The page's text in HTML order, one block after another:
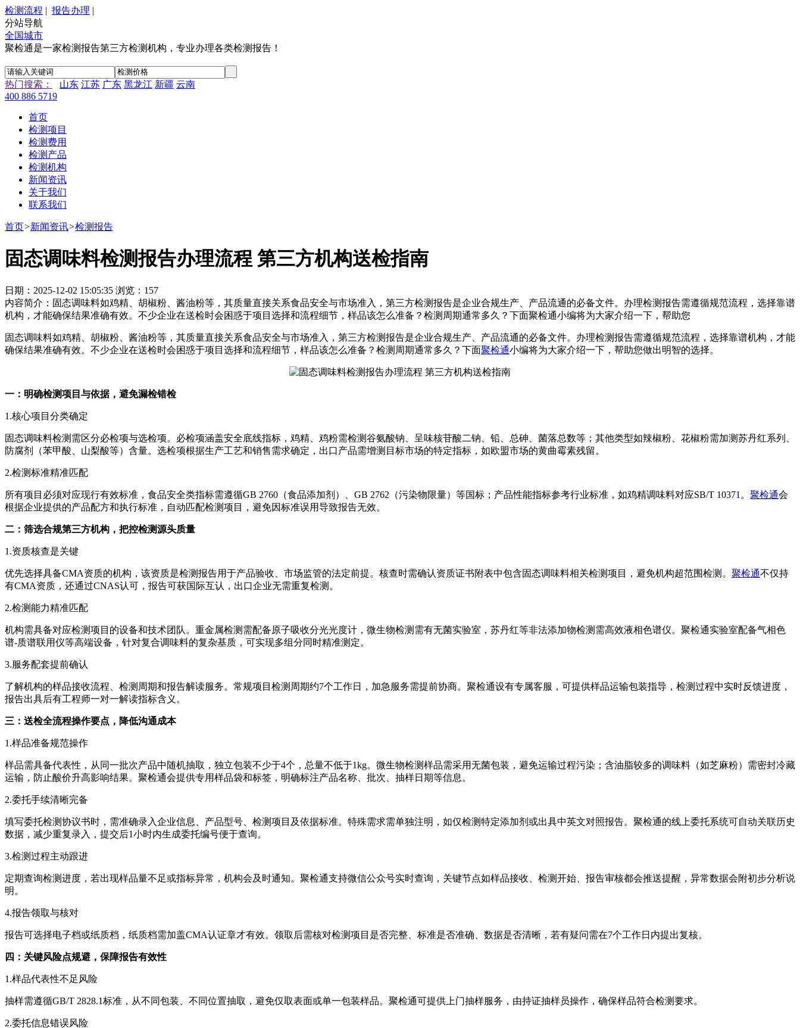
检测流程 | 报告办理 |
分站导航
全国城市
聚检通是一家检测报告第三方检测机构，专业办理各类检测报告！
热门搜索： 山东 江苏 广东 黑龙江 新疆 云南
400 886 5719
首页
检测项目
检测费用
检测产品
检测机构
新闻资讯
关于我们
联系我们
首页>新闻资讯>检测报告
固态调味料检测报告办理流程 第三方机构送检指南
日期：2025-12-02 15:05:35 浏览：157
内容简介：固态调味料如鸡精、胡椒粉、酱油粉等，其质量直接关系食品安全与市场准入，第三方检测报告是企业合规生产、产品流通的必备文件。办理检测报告需遵循规范流程，选择靠谱
机构，才能确保结果准确有效。不少企业在送检时会困惑于项目选择和流程细节，样品该怎么准备？检测周期通常多久？下面聚检通小编将为大家介绍一下，帮助您
固态调味料如鸡精、胡椒粉、酱油粉等，其质量直接关系食品安全与市场准入，第三方检测报告是企业合规生产、产品流通的必备文件。办理检测报告需遵循规范流程，选择靠谱机构，才能
确保结果准确有效。不少企业在送检时会困惑于项目选择和流程细节，样品该怎么准备？检测周期通常多久？下面聚检通小编将为大家介绍一下，帮助您做出明智的选择。
一：明确检测项目与依据，避免漏检错检
1.核心项目分类确定
固态调味料检测需区分必检项与选检项。必检项涵盖安全底线指标，鸡精、鸡粉需检测谷氨酸钠、呈味核苷酸二钠、铅、总砷、菌落总数等；其他类型如辣椒粉、花椒粉需加测苏丹红系列、
防腐剂（苯甲酸、山梨酸等）含量。选检项根据生产工艺和销售需求确定，出口产品需增测目标市场的特定指标，如欧盟市场的黄曲霉素残留。
2.检测标准精准匹配
所有项目必须对应现行有效标准，食品安全类指标需遵循GB 2760（食品添加剂）、GB 2762（污染物限量）等国标；产品性能指标参考行业标准，如鸡精调味料对应SB/T 10371。 聚检通会
根据企业提供的产品配方和执行标准，自动匹配检测项目，避免因标准误用导致报告无效。
二：筛选合规第三方机构，把控检测源头质量
1.资质核查是关键
优先选择具备CMA资质的机构，该资质是检测报告用于产品验收、市场监管的法定前提。核查时需确认资质证书附表中包含固态调味料相关检测项目，避免机构超范围检测。 聚检通不仅持
有CMA资质，还通过CNAS认可，报告可获国际互认，出口企业无需重复检测。
2.检测能力精准匹配
机构需具备对应检测项目的设备和技术团队。重金属检测需配备原子吸收分光光度计，微生物检测需有无菌实验室，苏丹红等非法添加物检测需高效液相色谱仪。聚检通实验室配备气相色
谱-质谱联用仪等高端设备，针对复合调味料的复杂基质，可实现多组分同时精准测定。
3.服务配套提前确认
了解机构的样品接收流程、检测周期和报告解读服务。常规项目检测周期约7个工作日，加急服务需提前协商。聚检通设有专属客服，可提供样品运输包装指导，检测过程中实时反馈进度，
报告出具后有工程师一对一解读指标含义。
三：送检全流程操作要点，降低沟通成本
1.样品准备规范操作
样品需具备代表性，从同一批次产品中随机抽取，独立包装不少于4个，总量不低于1kg。微生物检测样品需采用无菌包装，避免运输过程污染；含油脂较多的调味料（如芝麻粉）需密封冷藏
运输，防止酸价升高影响结果。聚检通会提供专用样品袋和标签，明确标注产品名称、批次、抽样日期等信息。
2.委托手续清晰完备
填写委托检测协议书时，需准确录入企业信息、产品型号、检测项目及依据标准。特殊需求需单独注明，如仅检测特定添加剂或出具中英文对照报告。聚检通的线上委托系统可自动关联历史
数据，减少重复录入，提交后1小时内生成委托编号便于查询。
3.检测过程主动跟进
定期查询检测进度，若出现样品量不足或指标异常，机构会及时通知。聚检通支持微信公众号实时查询，关键节点如样品接收、检测开始、报告审核都会推送提醒，异常数据会附初步分析说
明。
4.报告领取与核对
报告可选择电子档或纸质档，纸质档需加盖CMA认证章才有效。领取后需核对检测项目是否完整、标准是否准确、数据是否清晰，若有疑问需在7个工作日内提出复核。
四：关键风险点规避，保障报告有效性
1.样品代表性不足风险
抽样需遵循GB/T 2828.1标准，从不同包装、不同位置抽取，避免仅取表面或单一包装样品。聚检通可提供上门抽样服务，由持证抽样员操作，确保样品符合检测要求。
2.委托信息错误风险